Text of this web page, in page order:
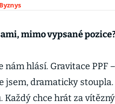
Byznys
mimo vypsané
nám hlásí. Gravitace PPF
jsem, dramaticky
Každý chce hrát za